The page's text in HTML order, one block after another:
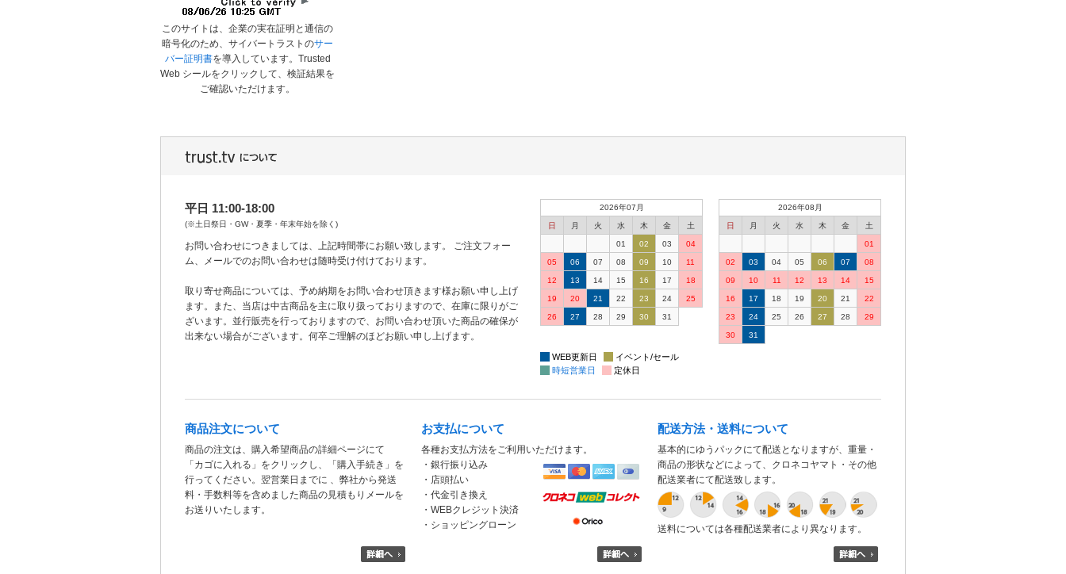
このサイトは、企業の実在証明と通信の
暗号化のため、サイバートラストのサー
バー証明書を導入しています。Trusted
Web シールをクリックして、検証結果を
ご確認いただけます。
平日 11:00-18:00
(※土日祭日・GW・夏季・年末年始を除く)
お問い合わせにつきましては、上記時間帯にお願い致します。 ご注文フォー
ム、メールでのお問い合わせは随時受け付けております。
取り寄せ商品については、予め納期をお問い合わせ頂きます様お願い申し上げ
ます。また、当店は中古商品を主に取り扱っておりますので、在庫に限りがご
ざいます。並行販売を行っておりますので、お問い合わせ頂いた商品の確保が
出来ない場合がございます。何卒ご理解のほどお願い申し上げます。
2026年07月
日 月 火 水 木 金 土
01 02 03 04
05 06 07 08 09 10 11
12 13 14 15 16 17 18
19 20 21 22 23 24 25
26 27 28 29 30 31
2026年08月
日 月 火 水 木 金 土
01
02 03 04 05 06 07 08
09 10 11 12 13 14 15
16 17 18 19 20 21 22
23 24 25 26 27 28 29
30 31
WEB更新日
イベント/セール
時短営業日
定休日
商品注文について
商品の注文は、購入希望商品の詳細ページにて
「カゴに入れる」をクリックし、「購入手続き」を
行ってください。翌営業日までに 、弊社から発送
料・手数料等を含めました商品の見積もりメールを
お送りいたします。
お支払について
各種お支払方法をご利用いただけます。
・銀行振り込み
・店頭払い
・代金引き換え
・WEBクレジット決済
・ショッピングローン
配送方法・送料について
基本的にゆうパックにて配送となりますが、重量・
商品の形状などによって、クロネコヤマト・その他
配送業者にて配送致します。
送料については各種配送業者により異なります。